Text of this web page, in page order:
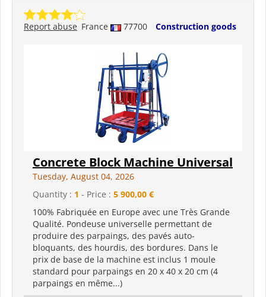
France 77700 Construction goods
Report abuse
Concrete Block Machine Universal
Tuesday, August 04, 2026
Quantity : 1 - Price : 5 900,00 €
100% Fabriquée en Europe avec une Très Grande
Qualité. Pondeuse universelle permettant de
produire des parpaings, des pavés auto-
bloquants, des hourdis, des bordures. Dans le
prix de base de la machine est inclus 1 moule
standard pour parpaings en 20 x 40 x 20 cm (4
parpaings en même...)